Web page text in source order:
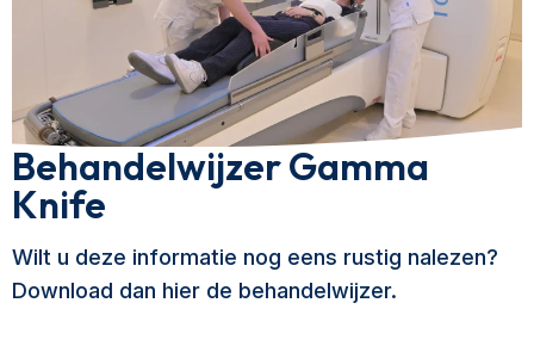
Behandelwijzer Gamma
Knife
Wilt u deze informatie nog eens rustig nalezen?
Download dan hier de behandelwijzer.